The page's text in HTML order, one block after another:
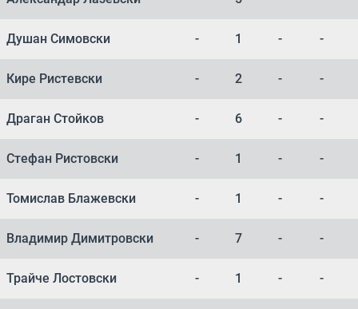
Душан Симовски - 1 - -
Кире Ристевски - 2 - -
Драган Стойков - 6 - -
Стефан Ристовски - 1 - -
Томислав Блажевски - 1 - -
Владимир Димитровски - 7 - -
Трайче Лостовски - 1 - -